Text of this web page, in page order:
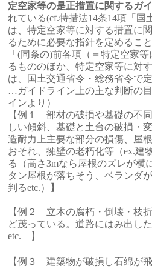
定空家等の是正措置に関するガイ
れている(cf.特措法14条14項「国
は、特定空家等に対する措置に
るために必要な指針を定めるこ
「(同条の)前各項（＝特定空家
るもののほか、特定空家等に対
は、国土交通省令・総務省令で定
…ガイドライン上の主な判断の
インより）
【例１ 部材の破損や基礎の不
しい傾斜、基礎と土台の破損・
造耐力上主要な部分の損傷、屋
おそれ、擁壁の老朽化等（ex.建
る（高さ3mなら屋根のズレが横
タン屋根が落ちそう、ベランダ
判るetc.）】
【例２ 立木の腐朽・倒壊・枝
ど茂っている。道路にはみ出し
etc. 】
【例３ 建築物が破損し石綿が